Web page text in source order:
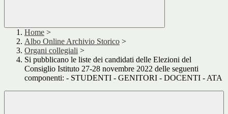
Home >
Albo Online Archivio Storico >
Organi collegiali >
Si pubblicano le liste dei candidati delle Elezioni del
Consiglio Istituto 27-28 novembre 2022 delle seguenti
componenti: - STUDENTI - GENITORI - DOCENTI - ATA